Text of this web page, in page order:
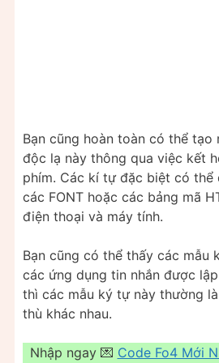
Bạn cũng hoàn toàn có thể tạo
độc lạ này thông qua việc kết
phím. Các kí tự đặc biệt có
các FONT hoặc các bảng mã
điện thoại và máy tính.
Bạn cũng có thể thấy các mẫu
các ứng dụng tin nhắn được
thì các mẫu ký tự này thường
thù khác nhau.
Nhập ngay 💌 Code Fo4 Mới